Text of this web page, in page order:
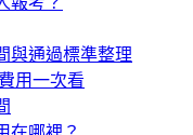
與通過標準整理
用一次看